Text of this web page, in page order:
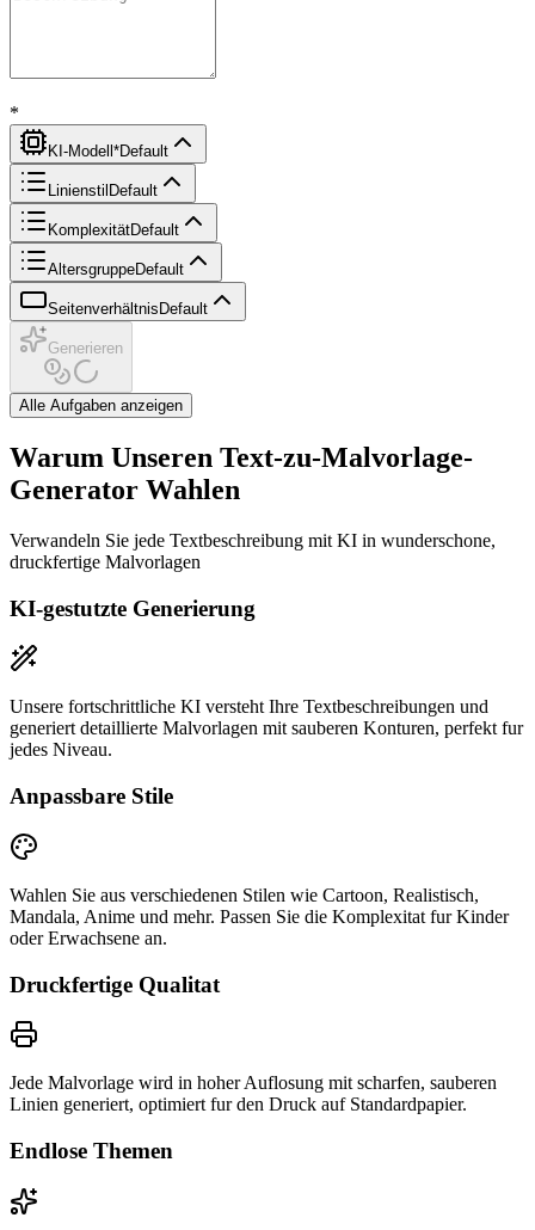
*
KI-Modell *Default
Linienstil Default
KomplexitätDefault
AltersgruppeDefault
Seitenverhältnis Default
Generieren
Alle Aufgaben anzeigen
Warum Unseren Text-zu-Malvorlage-
Generator Wahlen
Verwandeln Sie jede Textbeschreibung mit KI in wunderschone,
druckfertige Malvorlagen
KI-gestutzte Generierung
Unsere fortschrittliche KI versteht Ihre Textbeschreibungen und
generiert detaillierte Malvorlagen mit sauberen Konturen, perfekt fur
jedes Niveau.
Anpassbare Stile
Wahlen Sie aus verschiedenen Stilen wie Cartoon, Realistisch,
Mandala, Anime und mehr. Passen Sie die Komplexitat fur Kinder
oder Erwachsene an.
Druckfertige Qualitat
Jede Malvorlage wird in hoher Auflosung mit scharfen, sauberen
Linien generiert, optimiert fur den Druck auf Standardpapier.
Endlose Themen